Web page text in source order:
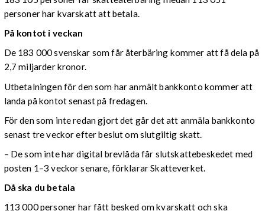
personer har kvarskatt att betala.
På kontot i veckan
De 183 000 svenskar som får återbäring kommer att få dela på
2,7 miljarder kronor.
Utbetalningen för den som har anmält bankkonto kommer att
landa på kontot senast på fredagen.
För den som inte redan gjort det går det att anmäla bankkonto
senast tre veckor efter beslut om slutgiltig skatt.
– De som inte har digital brevlåda får slutskattebeskedet med
posten 1–3 veckor senare, förklarar Skatteverket.
Då ska du betala
113 000 personer har fått besked om kvarskatt och ska